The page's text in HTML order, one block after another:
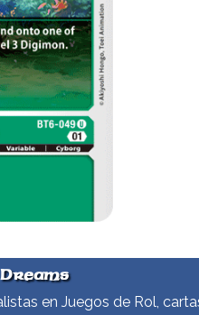
en Juegos de Rol,